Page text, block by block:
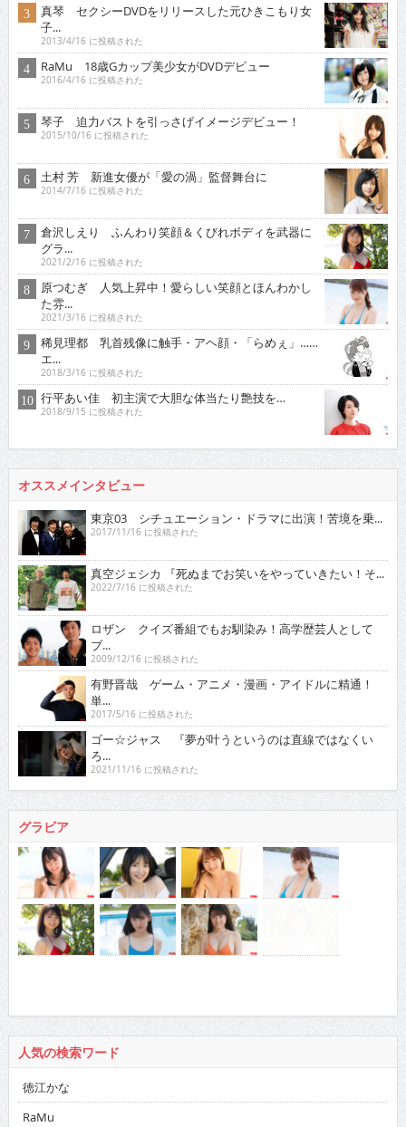
真琴 セクシーDVDをリリースした元ひきこもり女
子...
2013/4/16 に投稿された
RaMu 18歳Gカップ美少女がDVDデビュー
2016/4/16 に投稿された
琴子 迫力バストを引っさげイメージデビュー！
2015/10/16 に投稿された
土村 芳 新進女優が「愛の渦」監督舞台に
2014/7/16 に投稿された
倉沢しえり ふんわり笑顔＆くびれボディを武器に
グラ...
2021/2/16 に投稿された
原つむぎ 人気上昇中！愛らしい笑顔とほんわかし
た雰...
2021/3/16 に投稿された
稀見理都 乳首残像に触手・アヘ顔・「らめぇ」……
エ...
2018/3/16 に投稿された
行平あい佳 初主演で大胆な体当たり艶技を…
2018/9/15 に投稿された
オススメインタビュー
東京03 シチュエーション・ドラマに出演！苦境を乗...
2017/11/16 に投稿された
真空ジェシカ 『死ぬまでお笑いをやっていきたい！そ...
2022/7/16 に投稿された
ロザン クイズ番組でもお馴染み！高学歴芸人として
ブ...
2009/12/16 に投稿された
有野晋哉 ゲーム・アニメ・漫画・アイドルに精通！
単...
2017/5/16 に投稿された
ゴー☆ジャス 『夢が叶うというのは直線ではなくい
ろ...
2021/11/16 に投稿された
グラビア
人気の検索ワード
徳江かな
RaMu